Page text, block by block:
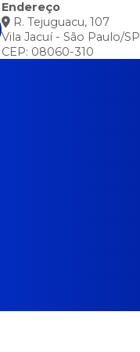
Endereço
R. Tejuguacu, 107
Vila Jacuí - São Paulo/SP
CEP: 08060-310